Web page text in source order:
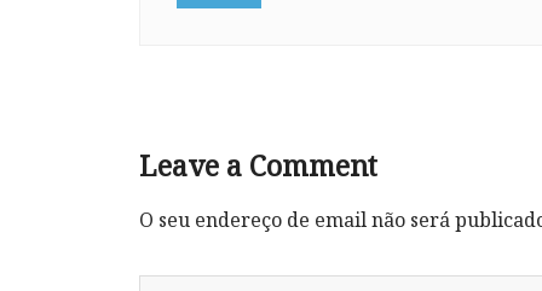
Leave a Comment
O seu endereço de email não será